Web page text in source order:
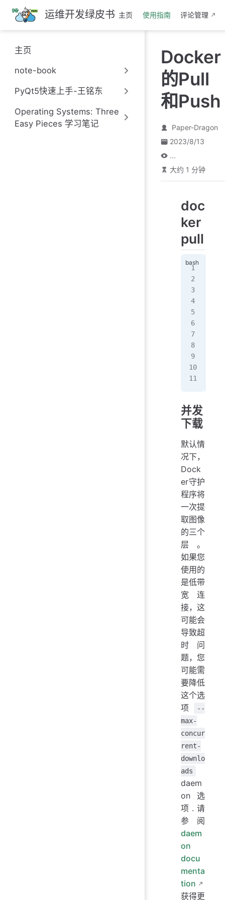
跳
至
主
要
內
运维开发绿皮书 主页 使用指南 评论管理
主页
note-book
PyQt5快速上手-王铭东
Operating Systems: Three
Easy Pieces 学习笔记
Docker
的Pull
和Push
Paper-Dragon
2023/8/13
...
大约 1 分钟
doc
ker
pull
并发
下载
默认情
况下，
Dock
er守护
程序将
一次提
取图像
的三个
层。
如果您
使用的
是低带
宽连
接，这
可能会
导致超
时问
题，您
可能需
要降低
这个选
项
--
max-
concur
rent-
downlo
ads
daem
on 选
项.请
参阅
daem
on
docu
menta
tion
获得更